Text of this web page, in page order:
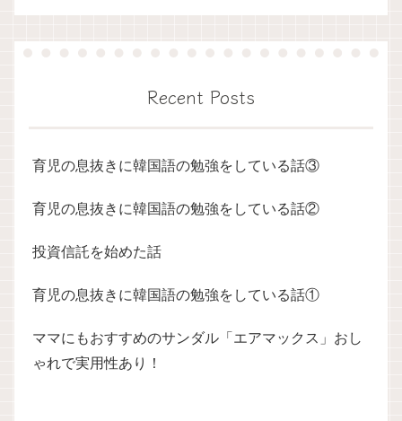
Recent Posts
育児の息抜きに韓国語の勉強をしている話③
育児の息抜きに韓国語の勉強をしている話②
投資信託を始めた話
育児の息抜きに韓国語の勉強をしている話①
ママにもおすすめのサンダル「エアマックス」おし
ゃれで実用性あり！